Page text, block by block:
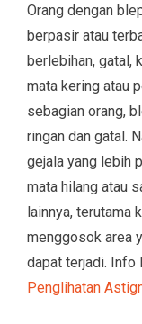
Orang dengan
berpasir atau
berlebihan, gatal,
mata kering atau
sebagian orang,
ringan dan gatal.
gejala yang lebih
mata hilang atau
lainnya, terutama
menggosok area
dapat terjadi. Info
Penglihatan